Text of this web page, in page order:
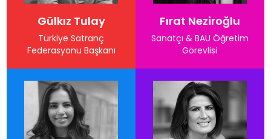
Gülkız Tulay
Türkiye Satranç
Federasyonu Başkanı
Fırat Neziroğlu
Sanatçı & BAU Öğretim
Görevlisi